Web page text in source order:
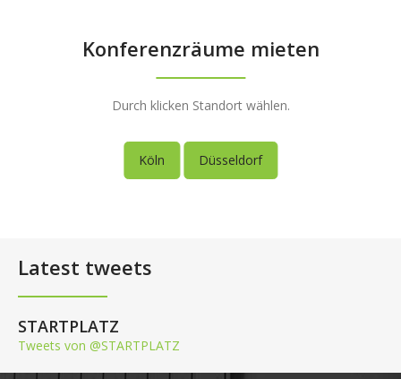
Konferenzräume mieten
Durch klicken Standort wählen.
Köln Düsseldorf
Latest tweets
STARTPLATZ
Tweets von @STARTPLATZ